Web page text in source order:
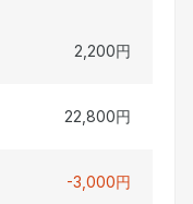
2,200円
22,800円
-3,000円